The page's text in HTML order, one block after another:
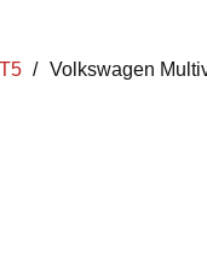
/ Volkswagen